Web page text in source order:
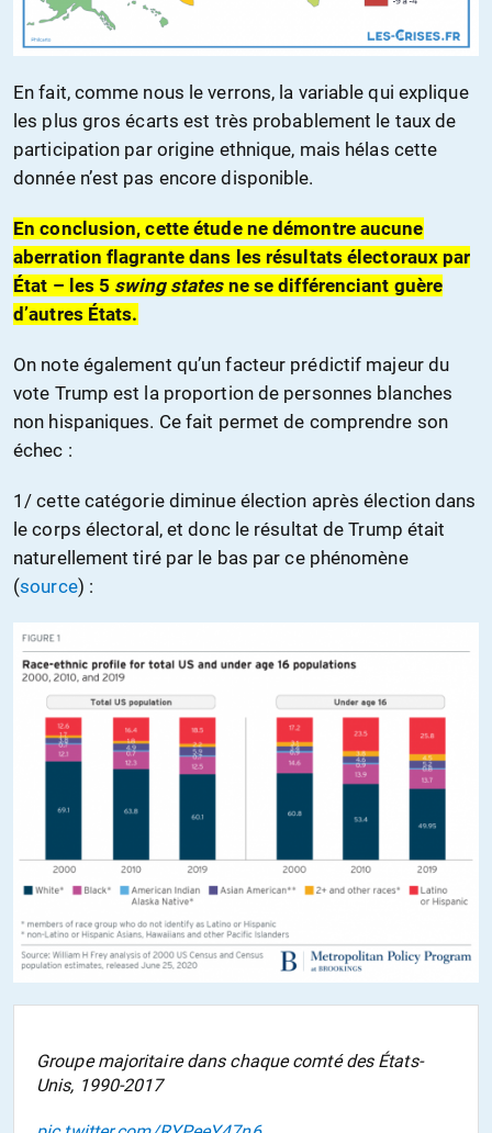
En fait, comme nous le verrons, la variable qui explique
les plus gros écarts est très probablement le taux de
participation par origine ethnique, mais hélas cette
donnée n’est pas encore disponible.
En conclusion, cette étude ne démontre aucune
aberration flagrante dans les résultats électoraux par
État – les 5 swing statesne se différenciant guère
d’autres États.
On note également qu’un facteur prédictif majeur du
vote Trump est la proportion de personnes blanches
non hispaniques. Ce fait permet de comprendre son
échec :
1/ cette catégorie diminue élection après élection dans
le corps électoral, et donc le résultat de Trump était
naturellement tiré par le bas par ce phénomène
(source) :
Groupe majoritaire dans chaque comté des États-
Unis, 1990-2017